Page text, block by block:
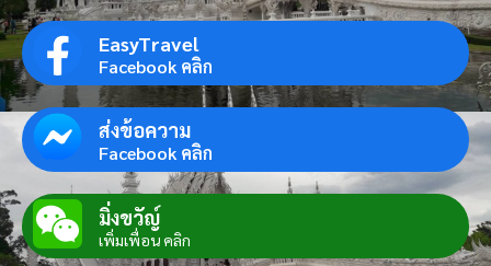
EasyTravel
Facebook คลิก
ส่งข้อความ
Facebook คลิก
มิ่งขวัญ์
เพิ่มเพื่อน คลิก